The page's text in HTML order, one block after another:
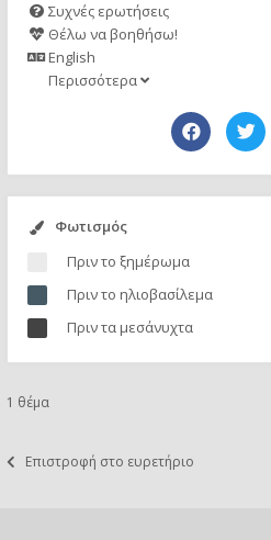
Συχνές ερωτήσεις
Θέλω να βοηθήσω!
English
Περισσότερα
Φωτισμός
Πριν το ξημέρωμα
Πριν το ηλιοβασίλεμα
Πριν τα μεσάνυχτα
1 θέμα
Επιστροφή στο ευρετήριο